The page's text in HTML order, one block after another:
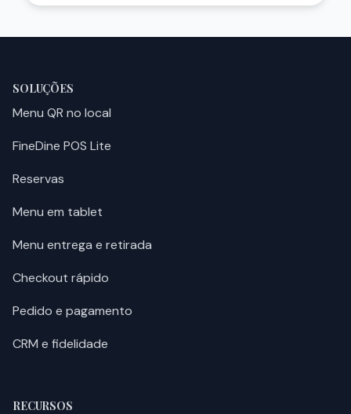
SOLUÇÕES
Menu QR no local
FineDine POS Lite
Reservas
Menu em tablet
Menu entrega e retirada
Checkout rápido
Pedido e pagamento
CRM e fidelidade
RECURSOS